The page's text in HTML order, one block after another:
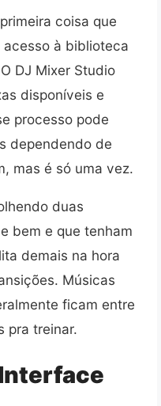
coisa que
à biblioteca
DJ Mixer Studio
disponíveis e
processo pode
dependendo de
mas é só uma vez.
duas
bem e que tenham
demais na hora
Músicas
ficam entre
pra treinar.